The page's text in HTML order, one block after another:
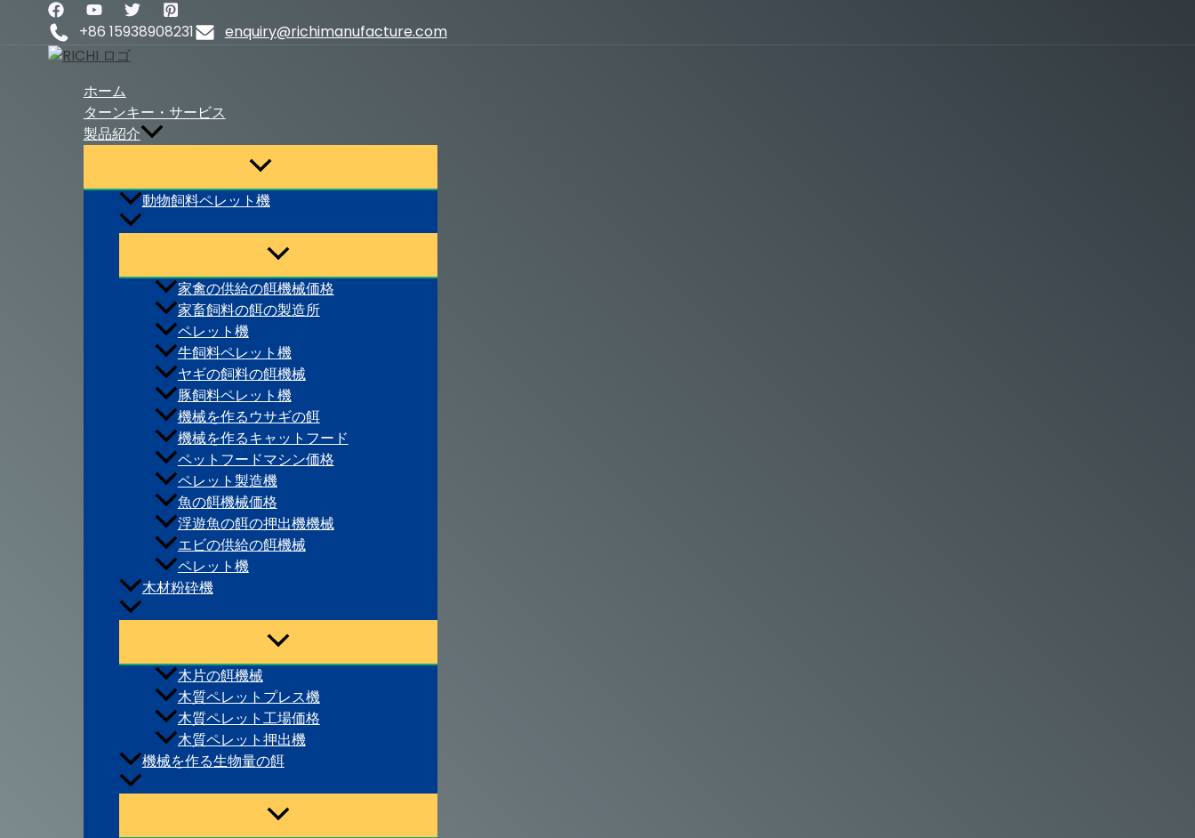
+86 15938908231 enquiry@richimanufacture.com
ホーム
ターンキー・サービス
製品紹介
動物飼料ペレット機
家禽の供給の餌機械価格
家畜飼料の餌の製造所
ペレット機
牛飼料ペレット機
ヤギの飼料の餌機械
豚飼料ペレット機
機械を作るウサギの餌
機械を作るキャットフード
ペットフードマシン価格
ペレット製造機
魚の餌機械価格
浮遊魚の餌の押出機機械
エビの供給の餌機械
ペレット機
木材粉砕機
木片の餌機械
木質ペレットプレス機
木質ペレット工場価格
木質ペレット押出機
機械を作る生物量の餌